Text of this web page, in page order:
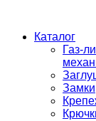
Каталог
Газ-